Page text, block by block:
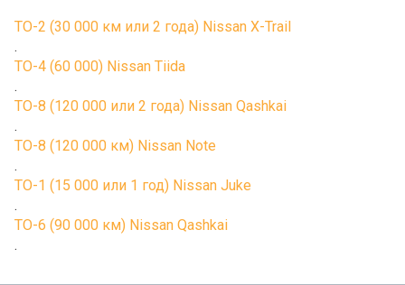
ТО-2 (30 000 км или 2 года) Nissan X-Trail
.
ТО-4 (60 000) Nissan Tiida
.
ТО-8 (120 000 или 2 года) Nissan Qashkai
.
ТО-8 (120 000 км) Nissan Note
.
ТО-1 (15 000 или 1 год) Nissan Juke
.
ТО-6 (90 000 км) Nissan Qashkai
.